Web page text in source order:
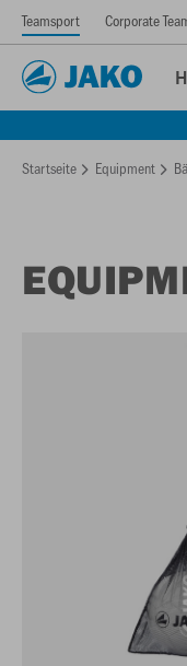
Teamsport Corporate
Startseite Equipment